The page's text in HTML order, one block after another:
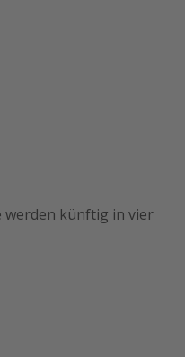
werden künftig in vier